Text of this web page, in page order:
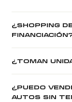
¿SHOPPING
¿TOMAN
¿PUEDO
AUTOS SIN